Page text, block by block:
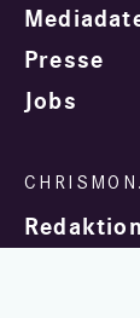
Presse
Jobs
Redaktion